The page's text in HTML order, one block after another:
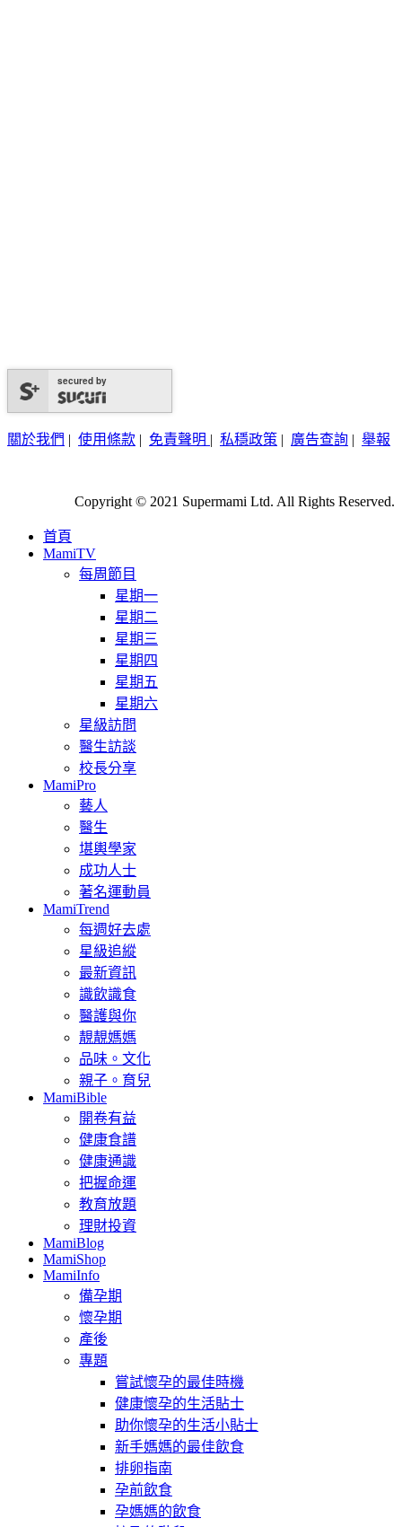
secured by
關於我們 | 使用條款 | 免責聲明 | 私穩政策 | 廣告查詢 | 舉報
Copyright © 2021 Supermami Ltd. All Rights Reserved.
首頁
MamiTV
每周節目
星期一
星期二
星期三
星期四
星期五
星期六
星級訪問
醫生訪談
校長分享
MamiPro
藝人
醫生
堪輿學家
成功人士
著名運動員
MamiTrend
每週好去處
星級追縱
最新資訊
識飲識食
醫護與你
靚靚媽媽
品味。文化
親子。育兒
MamiBible
開卷有益
健康食譜
健康通識
把握命運
教育放題
理財投資
MamiBlog
MamiShop
MamiInfo
備孕期
懷孕期
產後
專題
嘗試懷孕的最佳時機
健康懷孕的生活貼士
助你懷孕的生活小貼士
新手媽媽的最佳飲食
排卵指南
孕前飲食
孕媽媽的飲食